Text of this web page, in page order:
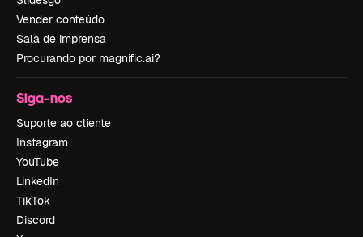
Vender conteúdo
Sala de imprensa
Procurando por magnific.ai?
Siga-nos
Suporte ao cliente
Instagram
YouTube
LinkedIn
TikTok
Discord